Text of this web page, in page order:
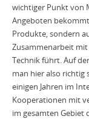
wichtiger Punkt von
Angeboten
Produkte, sondern
Zusammenarbeit
Technik führt. Auf
man hier also richtig
einigen Jahren im
Kooperationen mit
im gesamten Gebiet